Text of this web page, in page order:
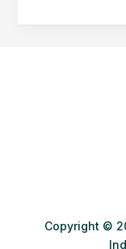
Copyright ©